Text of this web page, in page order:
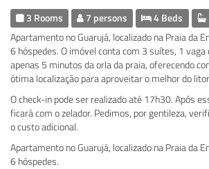
3 Rooms 7 persons 4 Beds
Apartamento no Guarujá, localizado na Praia da
6 hóspedes. O imóvel conta com 3 suítes, 1
apenas 5 minutos da orla da praia, oferecendo
ótima localização para aproveitar o melhor do
O check-in pode ser realizado até 17h30. Após
ficará com o zelador. Pedimos, por gentileza,
o custo adicional.
Apartamento no Guarujá, localizado na Praia da
6 hóspedes.